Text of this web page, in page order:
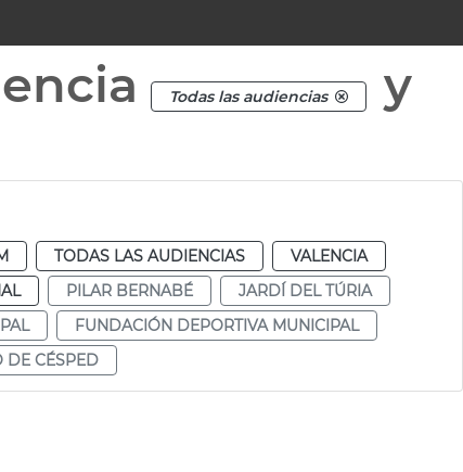
Todas las audiencias
y
TODAS LAS AUDIENCIAS
VALENCIA
PILAR BERNABÉ
JARDÍ DEL TÚRIA
FUNDACIÓN DEPORTIVA MUNICIPAL
DE CÉSPED